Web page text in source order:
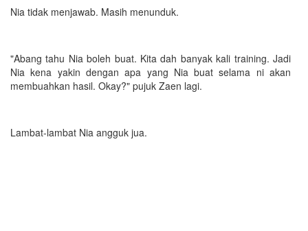
Nia tidak menjawab. Masih menunduk.
"Abang tahu Nia boleh buat. Kita dah banyak kali training. Jadi
Nia kena yakin dengan apa yang Nia buat selama ni akan
membuahkan hasil. Okay?" pujuk Zaen lagi.
Lambat-lambat Nia angguk jua.